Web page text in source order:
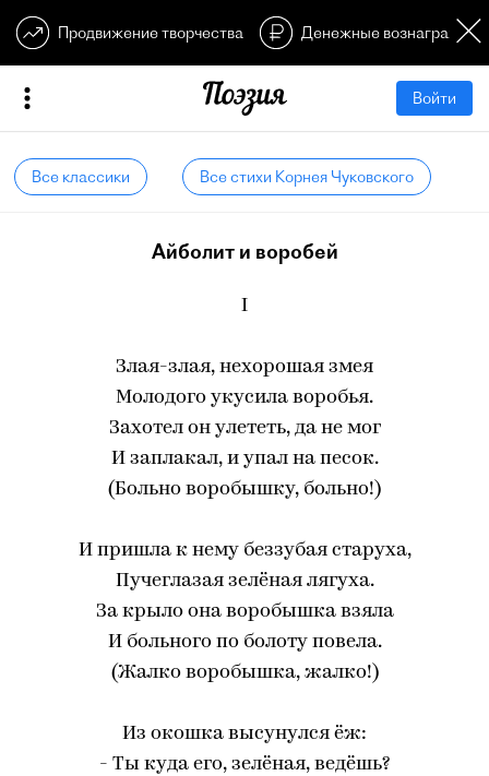
Продвижение творчества Денежные
Войти
Все классики Все стихи Корнея Чуковского
Айболит и воробей
I
Злая-злая, нехорошая змея
Молодого укусила воробья.
Захотел он улететь, да не мог
И заплакал, и упал на песок.
(Больно воробышку, больно!)
И пришла к нему беззубая старуха,
Пучеглазая зелёная лягуха.
За крыло она воробышка взяла
И больного по болоту повела.
(Жалко воробышка, жалко!)
Из окошка высунулся ёж:
- Ты куда его, зелёная, ведёшь?